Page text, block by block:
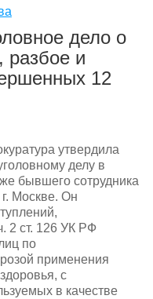
дело о
разбое и
12
утвердила
делу в
бывшего сотрудника
Москве. Он
2 ст. 126 УК РФ
по
применения
с
в качестве